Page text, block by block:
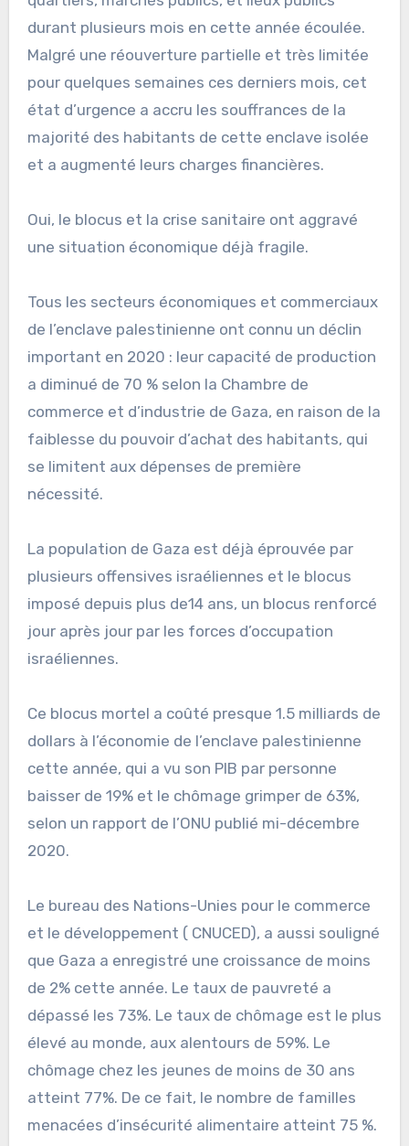
durant plusieurs mois en cette année écoulée.
Malgré une réouverture partielle et très limitée
pour quelques semaines ces derniers mois, cet
état d’urgence a accru les souffrances de la
majorité des habitants de cette enclave isolée
et a augmenté leurs charges financières.
Oui, le blocus et la crise sanitaire ont aggravé
une situation économique déjà fragile.
Tous les secteurs économiques et commerciaux
de l’enclave palestinienne ont connu un déclin
important en 2020 : leur capacité de production
a diminué de 70 % selon la Chambre de
commerce et d’industrie de Gaza, en raison de la
faiblesse du pouvoir d’achat des habitants, qui
se limitent aux dépenses de première
nécessité.
La population de Gaza est déjà éprouvée par
plusieurs offensives israéliennes et le blocus
imposé depuis plus de14 ans, un blocus renforcé
jour après jour par les forces d’occupation
israéliennes.
Ce blocus mortel a coûté presque 1.5 milliards de
dollars à l’économie de l’enclave palestinienne
cette année, qui a vu son PIB par personne
baisser de 19% et le chômage grimper de 63%,
selon un rapport de l’ONU publié mi-décembre
2020.
Le bureau des Nations-Unies pour le commerce
et le développement ( CNUCED), a aussi souligné
que Gaza a enregistré une croissance de moins
de 2% cette année. Le taux de pauvreté a
dépassé les 73%. Le taux de chômage est le plus
élevé au monde, aux alentours de 59%. Le
chômage chez les jeunes de moins de 30 ans
atteint 77%. De ce fait, le nombre de familles
menacées d’insécurité alimentaire atteint 75 %.